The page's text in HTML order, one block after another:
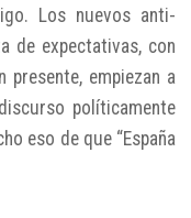
Los nuevos anti-
de expectativas, con
empiezan a
políticamente
eso de que “España